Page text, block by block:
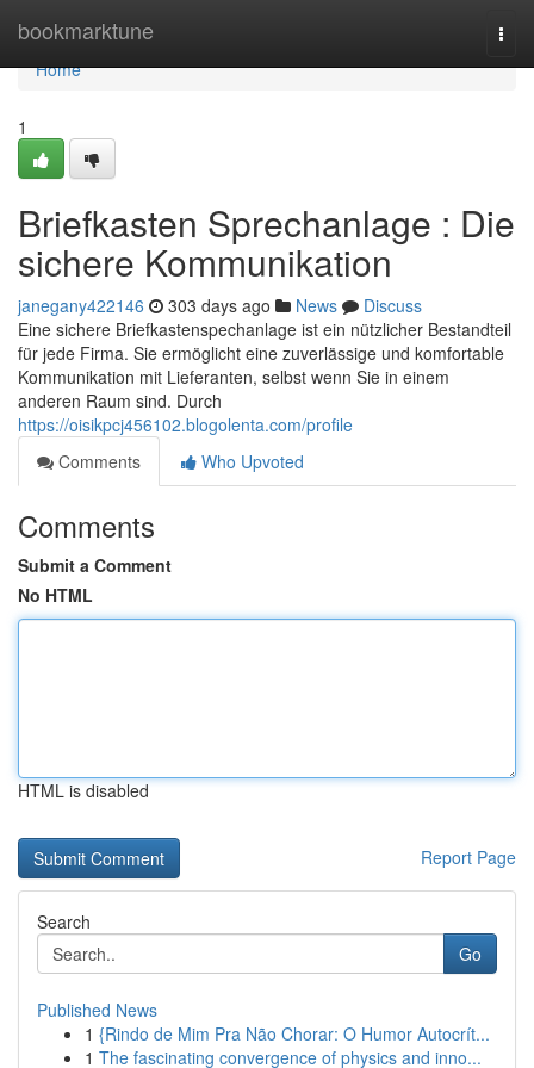
bookmarktune
Home
Home
1
Briefkasten Sprechanlage : Die
sichere Kommunikation
janegany422146 303 days ago News
Discuss
Eine sichere Briefkastenspechanlage ist ein nützlicher Bestandteil
für jede Firma. Sie ermöglicht eine zuverlässige und komfortable
Kommunikation mit Lieferanten, selbst wenn Sie in einem
anderen Raum sind. Durch
https://oisikpcj456102.blogolenta.com/profile
Comments
Who Upvoted
Comments
Submit a Comment
No HTML
HTML is disabled
Report Page
Search
Go
Published News
1 {Rindo de Mim Pra Não Chorar: O Humor Autocrít...
1 The fascinating convergence of physics and inno...